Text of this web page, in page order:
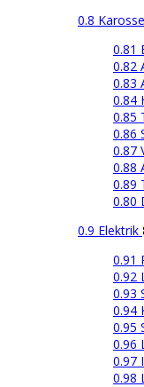
0.8
0.81
0.82
0.83
0.84
0.85
0.86
0.87
0.88
0.89
0.80
0.9 Elektrik
0.91
0.92
0.93
0.94
0.95
0.96
0.97
0.98